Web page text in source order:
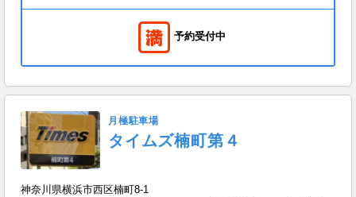
予約受付中
月極駐車場
タイムズ楠町第４
神奈川県横浜市西区楠町8-1